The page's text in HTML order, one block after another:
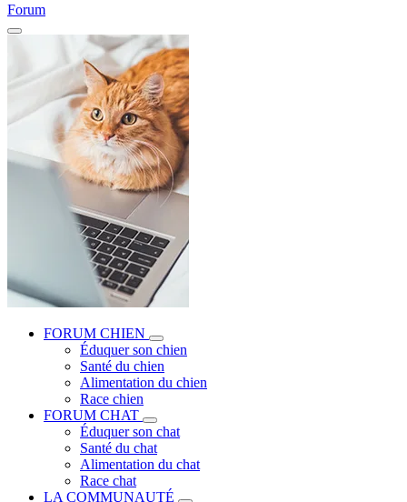
Forum
FORUM CHIEN
Éduquer son chien
Santé du chien
Alimentation du chien
Race chien
FORUM CHAT
Éduquer son chat
Santé du chat
Alimentation du chat
Race chat
LA COMMUNAUTÉ